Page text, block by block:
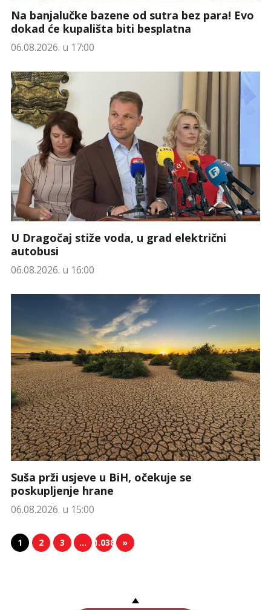
Na banjalučke bazene od sutra bez para! Evo
dokad će kupališta biti besplatna
06.08.2026. u 17:00
U Dragočaj stiže voda, u grad električni
autobusi
06.08.2026. u 16:00
Suša prži usjeve u BiH, očekuje se
poskupljenje hrane
06.08.2026. u 15:00
1 2 3 … 1.038 »